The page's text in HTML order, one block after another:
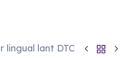
lingual lant DTC